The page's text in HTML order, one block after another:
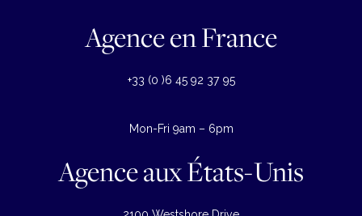
Agence en France
+33 (0 )6 45 92 37 95
Mon-Fri 9am – 6pm
Agence aux États-Unis